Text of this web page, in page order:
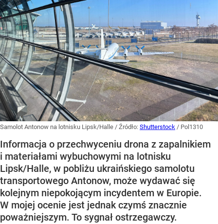
Samolot Antonow na lotnisku Lipsk/Halle / Źródło: Shutterstock / Pol1310
Informacja o przechwyceniu drona z zapalnikiem
i materiałami wybuchowymi na lotnisku
Lipsk/Halle, w pobliżu ukraińskiego samolotu
transportowego Antonow, może wydawać się
kolejnym niepokojącym incydentem w Europie.
W mojej ocenie jest jednak czymś znacznie
poważniejszym. To sygnał ostrzegawczy.